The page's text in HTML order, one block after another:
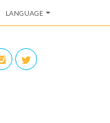
LANGUAGE